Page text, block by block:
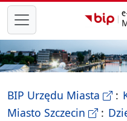
przejdź do głównego
BIP Urzędu Miasta -
Miasto Szczecin -